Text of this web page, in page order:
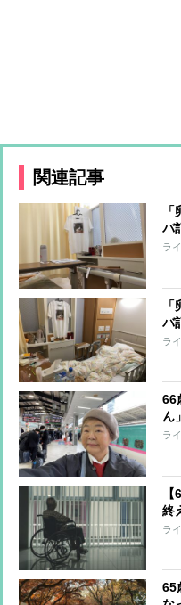
関連記事
バ
日
ラ
バ
時
ラ
66
ん
細
ラ
終
た
ラ
65